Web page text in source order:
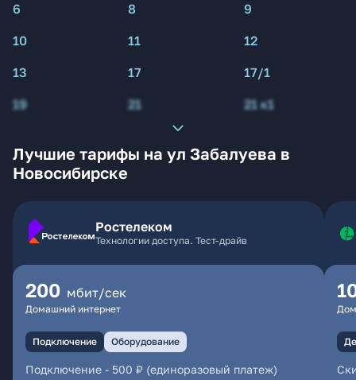
6
8
9
10
11
12
13
17
17/1
19
21 21 к1
Лучшие тарифы на ул Забалуева в
Новосибирске
Ростелеком
Технологии доступа. Тест-драйв
200 мбит/сек
Домашний интернет
Подключение Оборудование
Подключение - 500 ₽ (единоразовый платеж)